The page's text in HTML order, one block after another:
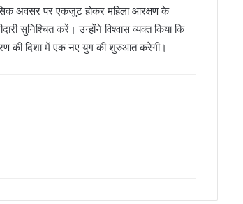
अवसर पर एकजुट होकर महिला आरक्षण के
सुनिश्चित करें। उन्होंने विश्वास व्यक्त किया कि
की दिशा में एक नए युग की शुरुआत करेगी।